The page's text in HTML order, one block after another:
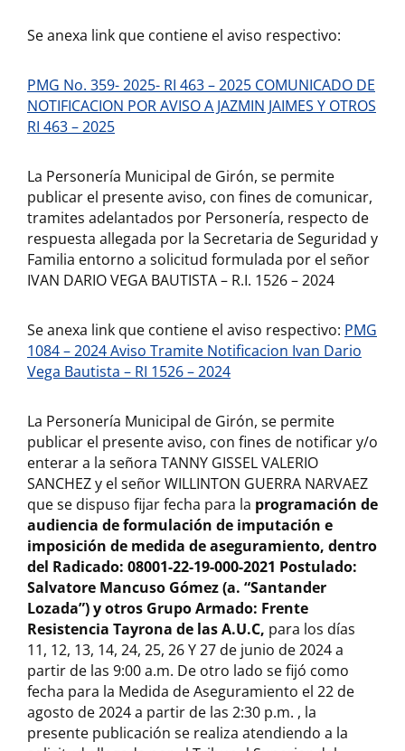
Se anexa link que contiene el aviso respectivo:
PMG No. 359- 2025- RI 463 – 2025 COMUNICADO DE
NOTIFICACION POR AVISO A JAZMIN JAIMES Y OTROS
RI 463 – 2025
La Personería Municipal de Girón, se permite
publicar el presente aviso, con fines de comunicar,
tramites adelantados por Personería, respecto de
respuesta allegada por la Secretaria de Seguridad y
Familia entorno a solicitud formulada por el señor
IVAN DARIO VEGA BAUTISTA – R.I. 1526 – 2024
Se anexa link que contiene el aviso respectivo: PMG
1084 – 2024 Aviso Tramite Notificacion Ivan Dario
Vega Bautista – RI 1526 – 2024
La Personería Municipal de Girón, se permite
publicar el presente aviso, con fines de notificar y/o
enterar a la señora TANNY GISSEL VALERIO
SANCHEZ y el señor WILLINTON GUERRA NARVAEZ
que se dispuso fijar fecha para la programación de
audiencia de formulación de imputación e
imposición de medida de aseguramiento, dentro
del Radicado: 08001-22-19-000-2021 Postulado:
Salvatore Mancuso Gómez (a. “Santander
Lozada”) y otros Grupo Armado: Frente
Resistencia Tayrona de las A.U.C, para los días
11, 12, 13, 14, 24, 25, 26 Y 27 de junio de 2024 a
partir de las 9:00 a.m. De otro lado se fijó como
fecha para la Medida de Aseguramiento el 22 de
agosto de 2024 a partir de las 2:30 p.m. , la
presente publicación se realiza atendiendo a la